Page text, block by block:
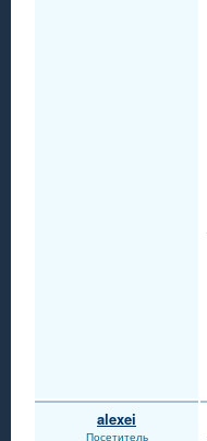
alexei
Посетитель